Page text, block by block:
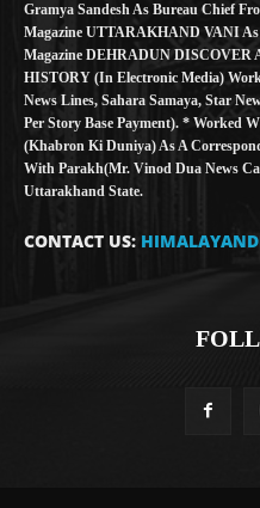
Gramya Sandesh As Bureau Chief
Magazine UTTARAKHAND VANI
Magazine DEHRADUN DISCOVER
HISTORY (in Electronic Media)
News Lines, Sahara Samaya, Star
Per Story Base Payment). * Worked
(Khabron Ki Duniya) As A
With Parakh(Mr. Vinod Dua News
Uttarakhand State.
CONTACT US: